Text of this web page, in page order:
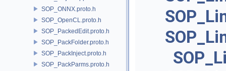
SOP_ONNX.proto.h
SOP_OpenCL.proto.h
SOP_PackedEdit.proto.h
SOP_PackFolder.proto.h
SOP_PackInject.proto.h
SOP_PackParms.proto.h